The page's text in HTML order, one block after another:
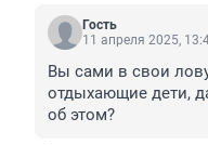
Гость
11 апреля 2025,
Вы сами в свои
отдыхающие дети,
об этом?